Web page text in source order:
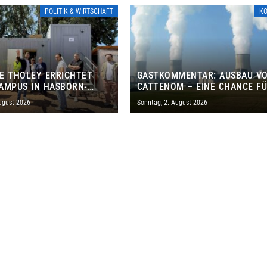
POLITIK & WIRTSCHAFT
THOLEY ERRICHTET
IN HASBORN-
FÜR RUND 8,5 BIS 9
EURO
2026
GASTKOMMENTAR: AUSBAU
CATTENOM – EINE CHANCE
LOTHRINGEN UND DAS
Sonntag, 2. August 2026